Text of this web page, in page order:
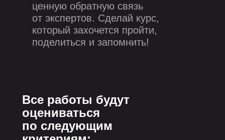
ценную обратную связь
от экспертов. Сделай курс,
который захочется пройти,
поделиться и запомнить!
Все работы будут
оцениваться
по следующим